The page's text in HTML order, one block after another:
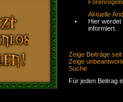
Forenregeln
•
Aktuelle
Hier
informiert.
Zeige Beiträge
Zeige
Suche
Für jeden Beitrag